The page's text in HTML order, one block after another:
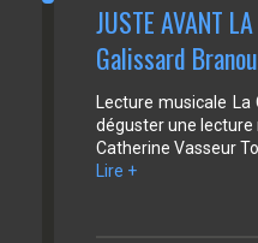
JUSTE AVANT
Galissard
Lecture musicale
déguster une lecture
Catherine Vasseur
Lire +